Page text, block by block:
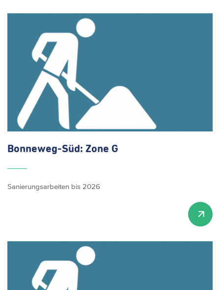
Bonneweg-Süd: Zone G
Sanierungsarbeiten bis 2026